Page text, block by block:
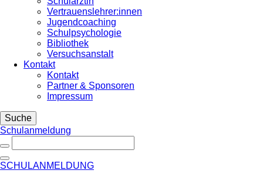
Vertrauenslehrer:innen
Jugendcoaching
Schulpsychologie
Bibliothek
Versuchsanstalt
Kontakt
Kontakt
Partner & Sponsoren
Impressum
Suche
Schulanmeldung
SCHULANMELDUNG